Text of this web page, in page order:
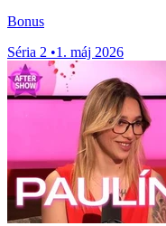
Bonus
Séria 2 •1. máj 2026